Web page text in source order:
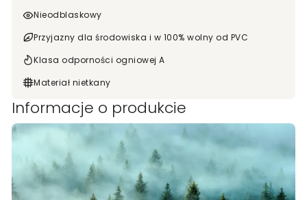
Nieodblaskowy
Przyjazny dla środowiska i w 100% wolny od PVC
Klasa odporności ogniowej A
Materiał nietkany
Informacje o produkcie